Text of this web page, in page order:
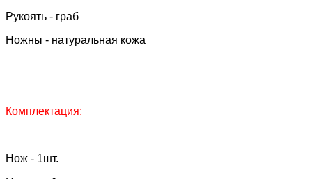
Рукоять - граб
Ножны - натуральная кожа
Комплектация:
Нож - 1шт.